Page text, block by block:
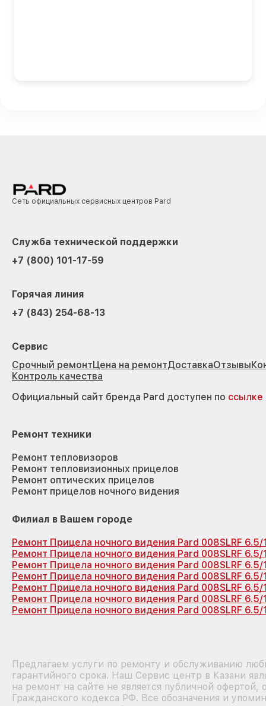
Сеть официальных сервисных центров Pard
Служба технической поддержки
+7 (800) 101-17-59
Горячая линия
+7 (843) 254-68-13
Сервис
Срочный ремонтЦена на ремонтДоставкаОтзывы
Контроль качества
Официальный сайт бренда Pard доступен по ссылке
Ремонт техники
Ремонт тепловизоров
Ремонт тепловизионных прицелов
Ремонт оптических прицелов
Ремонт прицелов ночного видения
Филиал в Вашем городе
Ремонт Прицела ночного видения Pard 008SLRF
Ремонт Прицела ночного видения Pard 008SLRF
Ремонт Прицела ночного видения Pard 008SLRF
Ремонт Прицела ночного видения Pard 008SLRF
Ремонт Прицела ночного видения Pard 008SLRF
Ремонт Прицела ночного видения Pard 008SLRF
Ремонт Прицела ночного видения Pard 008SLRF 6.5/
Предлагаем услуги по ремонту и обслуживанию
гарантийного срока. Наш Сервис центр в Казани
на ремонт на сайте не является публичной
Гражданского кодекса РФ. Все обозначения и